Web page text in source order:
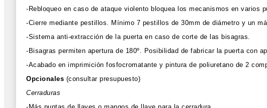
-Rebloqueo en caso de ataque violento bloquea los mecanismos en varios
-Cierre mediante pestillos. Mínimo 7 pestillos de 30mm de diámetro y un
-Sistema anti-extracción de la puerta en caso de corte de las bisagras.
-Bisagras permiten apertura de 180º. Posibilidad de fabricar la puerta con
-Acabado en imprimición fosfocromatante y pintura de poliuretano de 2
Opcionales (consultar presupuesto)
Cerraduras